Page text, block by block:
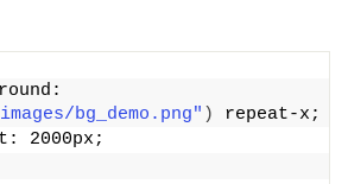
bg_demo.png" )
repeat-x;
2000px;